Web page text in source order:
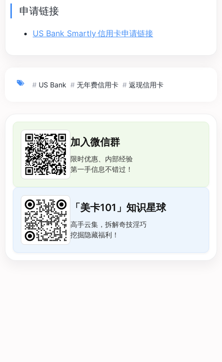
申请链接
US Bank Smartly 信用卡申请链接
# US Bank # 无年费信用卡 # 返现信用卡
加入微信群
限时优惠、内部经验
第一手信息不错过！
「美卡101」知识星球
高手云集，拆解奇技淫巧
挖掘隐藏福利！